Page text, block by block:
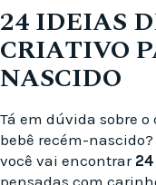
24 IDEIAS
CRIATIVO
NASCIDO
Tá em dúvida sobre
bebê recém-
você vai encontrar